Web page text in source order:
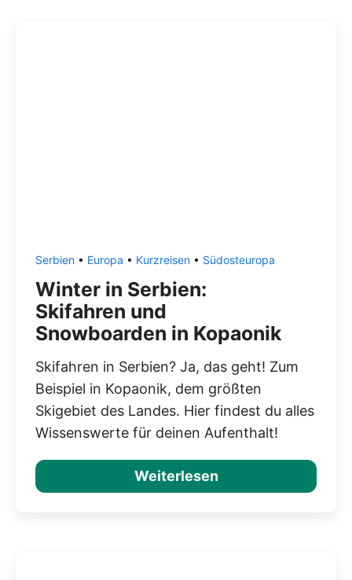
Serbien • Europa • Kurzreisen • Südosteuropa
Winter in Serbien:
Skifahren und
Snowboarden in Kopaonik
Skifahren in Serbien? Ja, das geht! Zum
Beispiel in Kopaonik, dem größten
Skigebiet des Landes. Hier findest du alles
Wissenswerte für deinen Aufenthalt!
Weiterlesen